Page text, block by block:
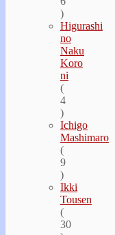
)
Higurashi
no
Naku
Koro
ni
(
4
)
Ichigo
Mashimaro
(
9
)
Ikki
Tousen
(
30